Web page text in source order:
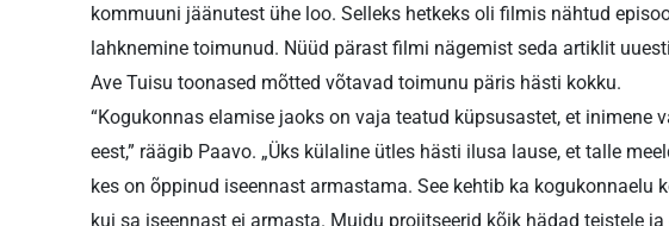
kommuuni jäänutest ühe loo. Selleks hetkeks oli filmis nähtud
lahknemine toimunud. Nüüd pärast filmi nägemist seda artiklit
Ave Tuisu toonased mõtted võtavad toimunu päris hästi kokku.
“Kogukonnas elamise jaoks on vaja teatud küpsusastet, et inimene
eest,” räägib Paavo. „Üks külaline ütles hästi ilusa lause, et talle
kes on õppinud iseennast armastama. See kehtib ka kogukonnaelu
kui sa iseennast ei armasta. Muidu projitseerid kõik hädad teistele